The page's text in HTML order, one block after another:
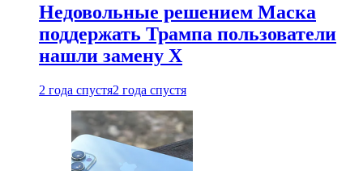
Недовольные решением Маска
поддержать Трампа пользователи
нашли замену X
2 года спустя2 года спустя